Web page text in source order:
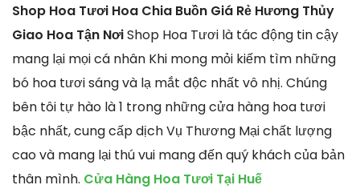
Shop Hoa Tươi Hoa Chia Buồn Giá Rẻ Hương Thủy
Giao Hoa Tận NơiShop Hoa Tươi là tác động tin cậy
mang lại mọi cá nhân Khi mong mỏi kiếm tìm những
bó hoa tươi sáng và lạ mắt độc nhất vô nhị. Chúng
bên tôi tự hào là 1 trong những cửa hàng hoa tươi
bậc nhất, cung cấp dịch Vụ Thương Mại chất lượng
cao và mang lại thú vui mang đến quý khách của bản
thân mình. Cửa Hàng Hoa Tươi Tại Huế